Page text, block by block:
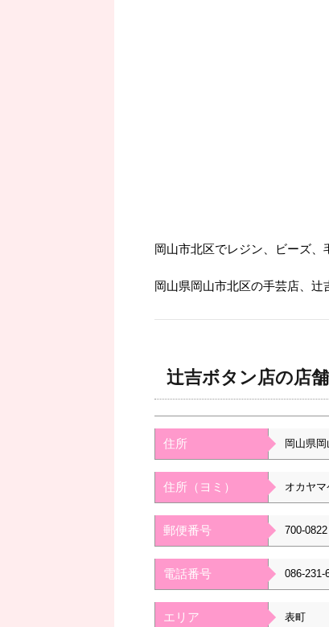
岡山市北区でレジン、ビーズ、
岡山県岡山市北区の手芸店、辻
辻吉ボタン店の店
住所 岡山県
住所（ヨミ） オカヤ
郵便番号 700-0822
電話番号 086-231-
エリア 表町